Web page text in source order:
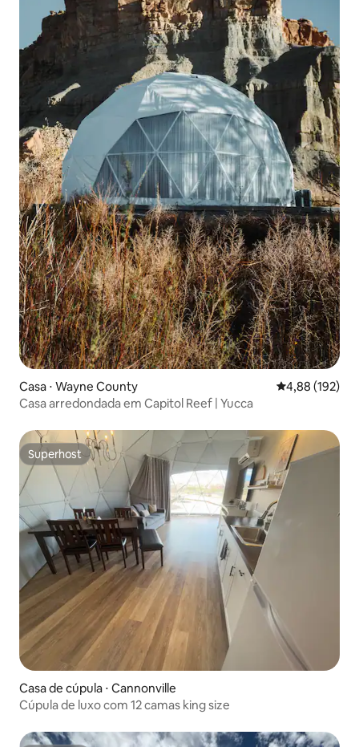
Casa ⋅ Wayne County 4,88 de uma
4,88 (192)
Casa arredondada em Capitol Reef | Yucca
Superhost
Superhost
Casa de cúpula ⋅ Cannonville
Cúpula de luxo com 12 camas king size